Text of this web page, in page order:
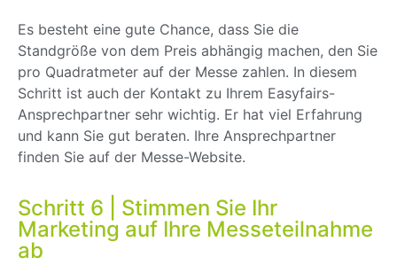
Es besteht eine gute Chance, dass Sie die
Standgröße von dem Preis abhängig machen, den Sie
pro Quadratmeter auf der Messe zahlen. In diesem
Schritt ist auch der Kontakt zu Ihrem Easyfairs-
Ansprechpartner sehr wichtig. Er hat viel Erfahrung
und kann Sie gut beraten. Ihre Ansprechpartner
finden Sie auf der Messe-Website.
Schritt 6 | Stimmen Sie Ihr
Marketing auf Ihre Messeteilnahme
ab